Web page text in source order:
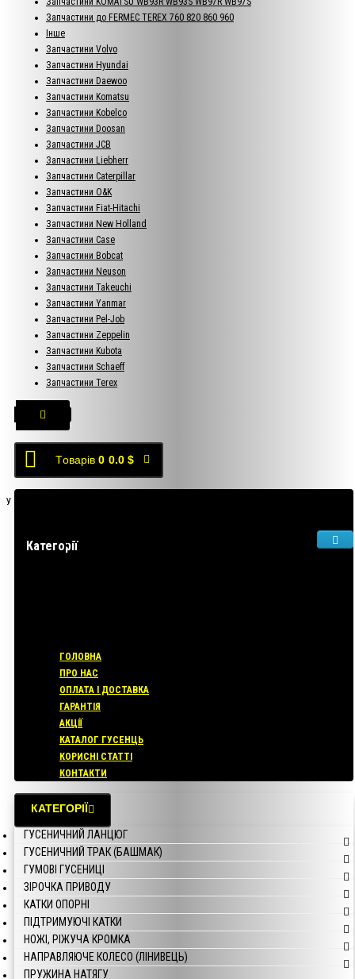
Запчастини до FERMEC TEREX 760 820 860 960
Інше
Запчастини Volvo
Запчастини Hyundai
Запчастини Daewoo
Запчастини Komatsu
Запчастини Kobelco
Запчастини Doosan
Запчастини JCB
Запчастини Liebherr
Запчастини Caterpillar
Запчастини O&K
Запчастини Fiat-Hitachi
Запчастини New Holland
Запчастини Case
Запчастини Bobcat
Запчастини Neuson
Запчастини Takeuchi
Запчастини Yanmar
Запчастини Pel-Job
Запчастини Zeppelin
Запчастини Kubota
Запчастини Schaeff
Запчастини Terex
Tоварів 0 0.0 $
У кошику порожньо!
Категорії
ГОЛОВНА
ПРО НАС
ОПЛАТА І ДОСТАВКА
ГАРАНТІЯ
АКЦІЇ
КАТАЛОГ ГУСЕНЦЬ
КОРИСНІ СТАТТІ
КОНТАКТИ
КАТЕГОРІЇ
ГУСЕНИЧНИЙ ЛАНЦЮГ
ГУСЕНИЧНИЙ ТРАК (БАШМАК)
ГУМОВІ ГУСЕНИЦІ
ЗІРОЧКА ПРИВОДУ
КАТКИ ОПОРНІ
ПІДТРИМУЮЧІ КАТКИ
НОЖІ, РІЖУЧА КРОМКА
НАПРАВЛЯЮЧЕ КОЛЕСО (ЛІНИВЕЦЬ)
ПРУЖИНА НАТЯГУ